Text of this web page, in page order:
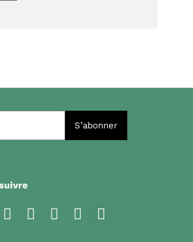
S’abonner